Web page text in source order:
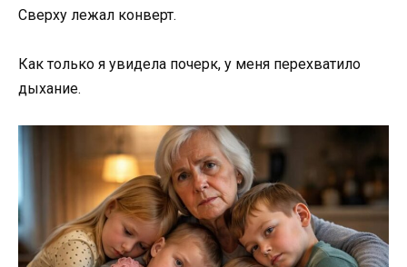
Сверху лежал конверт.
Как только я увидела почерк, у меня перехватило
дыхание.